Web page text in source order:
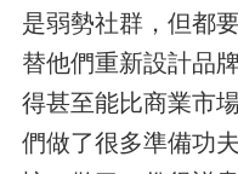
是弱勢社群，但都
替他們重新設計品
得甚至能比商業市
們做了很多準備功